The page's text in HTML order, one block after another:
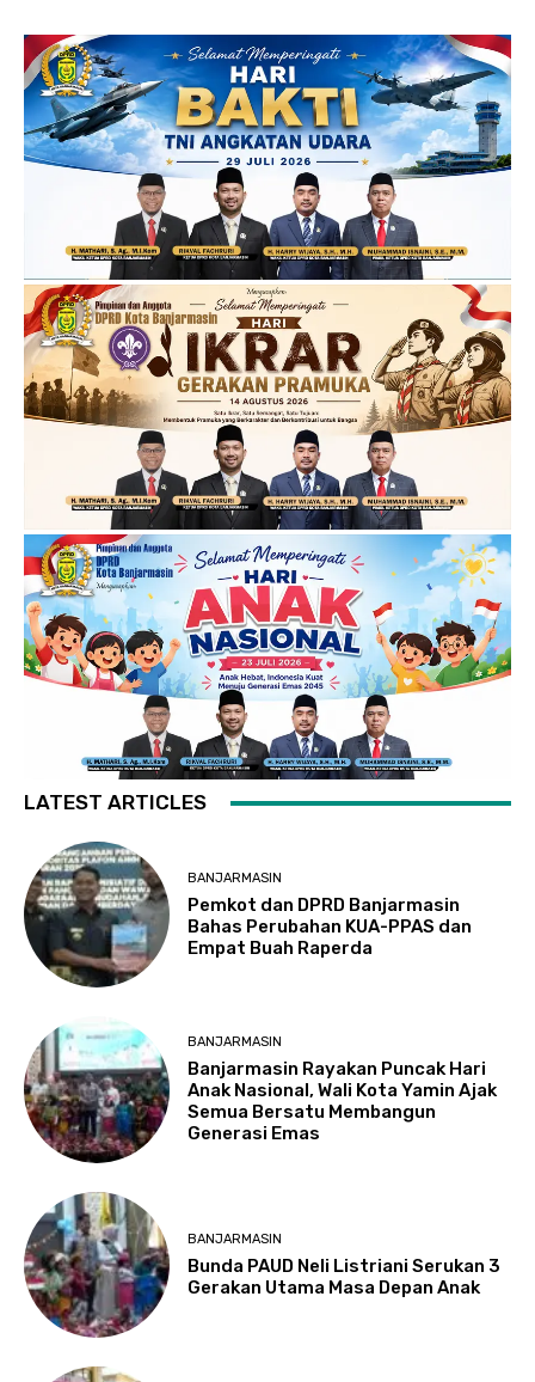
LATEST ARTICLES
BANJARMASIN
Pemkot dan DPRD Banjarmasin
Bahas Perubahan KUA-PPAS dan
Empat Buah Raperda
BANJARMASIN
Banjarmasin Rayakan Puncak Hari
Anak Nasional, Wali Kota Yamin Ajak
Semua Bersatu Membangun
Generasi Emas
BANJARMASIN
Bunda PAUD Neli Listriani Serukan 3
Gerakan Utama Masa Depan Anak